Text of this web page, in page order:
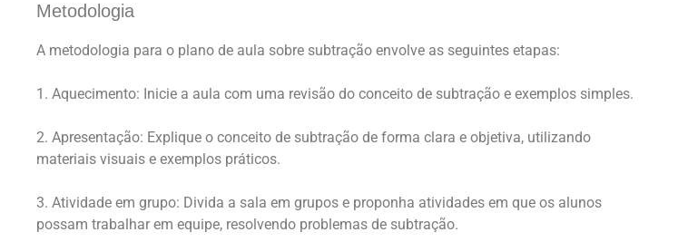
Metodologia
A metodologia para o plano de aula sobre subtração envolve as seguintes etapas:
1. Aquecimento: Inicie a aula com uma revisão do conceito de subtração e exemplos simples.
2. Apresentação: Explique o conceito de subtração de forma clara e objetiva, utilizando
materiais visuais e exemplos práticos.
3. Atividade em grupo: Divida a sala em grupos e proponha atividades em que os alunos
possam trabalhar em equipe, resolvendo problemas de subtração.